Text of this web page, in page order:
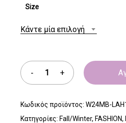
Size
Κάντε μία επιλογή
Κωδικός προϊόντος: W24MB-
Κατηγορίες: Fall/Winter, FASHION,